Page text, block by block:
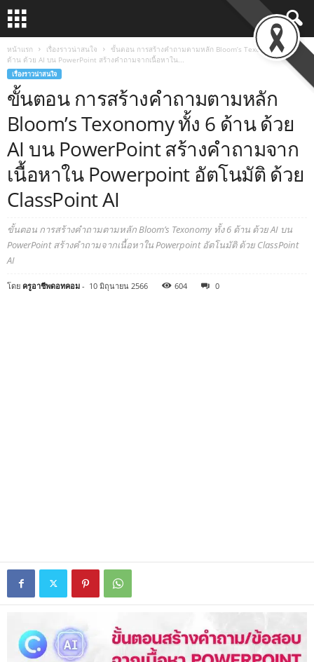
หน้าแรก เรื่องราวน่าสนใจ
ขั้นตอน การสร้างคำถามตามหลัก Bloom’s Texonomy ทั้ง 6
ด้าน ด้วย AI บน PowerPoint สร้างคำถามจากเนื้อหาใน...
เรื่องราวน่าสนใจ
ขั้นตอน การสร้างคำถามตามหลัก
Bloom’s Texonomy ทั้ง 6 ด้าน ด้วย
AI บน PowerPoint สร้างคำถามจาก
เนื้อหาใน Powerpoint อัตโนมัติ ด้วย
ClassPoint AI
ขั้นตอน การสร้างคำถามตามหลัก Bloom’s Texonomy ทั้ง 6 ด้าน ด้วย AI บน
PowerPoint สร้างคำถามจากเนื้อหาใน Powerpoint อัตโนมัติ ด้วย ClassPoint
AI
โดย ครูอาชีพดอทคอม - 10 มิถุนายน 2566 604 0